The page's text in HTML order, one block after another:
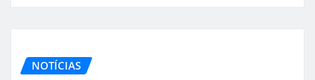
NOTÍCIAS